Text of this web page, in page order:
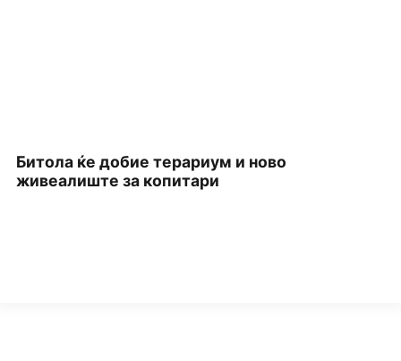
Битола ќе добие терариум и ново
живеалиште за копитари